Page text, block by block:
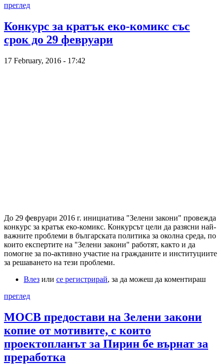
преглед
Конкурс за кратък еко-комикс със
срок до 29 февруари
17 February, 2016 - 17:42
До 29 февруари 2016 г. инициатива "Зелени закони" провежда
конкурс за кратък еко-комикс. Конкурсът цели да разясни най-
важните проблеми в българската политика за околна среда, по
които експертите на "Зелени закони" работят, както и да
помогне за по-активно участие на гражданите и институциите
за решаването на тези проблеми.
Влез или се регистрирай, за да можеш да коментираш
преглед
МОСВ предостави на Зелени закони
копие от мотивите, с които
проектопланът за Пирин бе върнат за
преработка